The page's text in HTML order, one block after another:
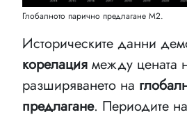
Глобалното парично предлагане М2.
Историческите данни
корелация между цената
разширяването на
предлагане. Периодите